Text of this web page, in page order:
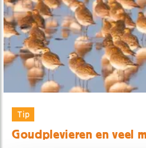
Tip
Goudplevieren en veel